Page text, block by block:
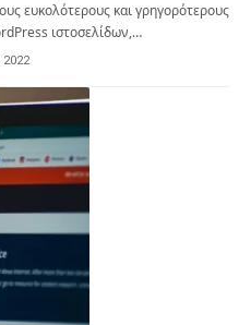
ευκολότερους και γρηγορότερους
ιστοσελίδων,…
2022